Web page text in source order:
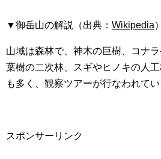
▼御岳山の解説（出典： Wikipedia）
山域は森林で、神木の巨樹、コナ
葉樹の二次林、スギやヒノキの人工
も多く、観察ツアーが行なわれてい
スポンサーリンク